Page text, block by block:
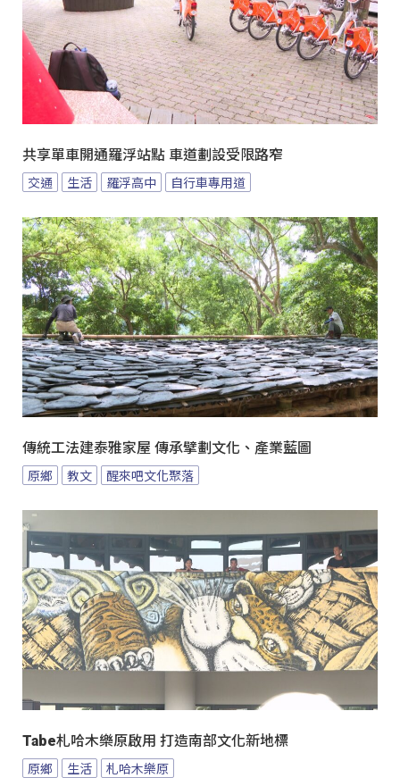
共享單車開通羅浮站點 車道劃設受限路窄
交通 生活 羅浮高中 自行車專用道
傳統工法建泰雅家屋 傳承擘劃文化、產業藍圖
原鄉 教文 醒來吧文化聚落
Tabe札哈木樂原啟用 打造南部文化新地標
原鄉 生活 札哈木樂原